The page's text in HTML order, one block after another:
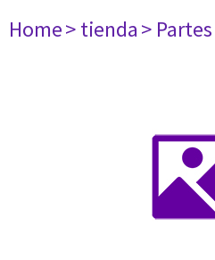
Home> tienda> Partes